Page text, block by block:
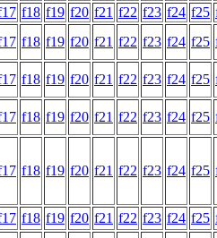
f18 f19 f20 f21 f22 f23 f24 f25
f18 f19 f20 f21 f22 f23 f24 f25
f18 f19 f20 f21 f22 f23 f24 f25
f18 f19 f20 f21 f22 f23 f24 f25
f18 f19 f20 f21 f22 f23 f24 f25
f18 f19 f20 f21 f22 f23 f24 f25